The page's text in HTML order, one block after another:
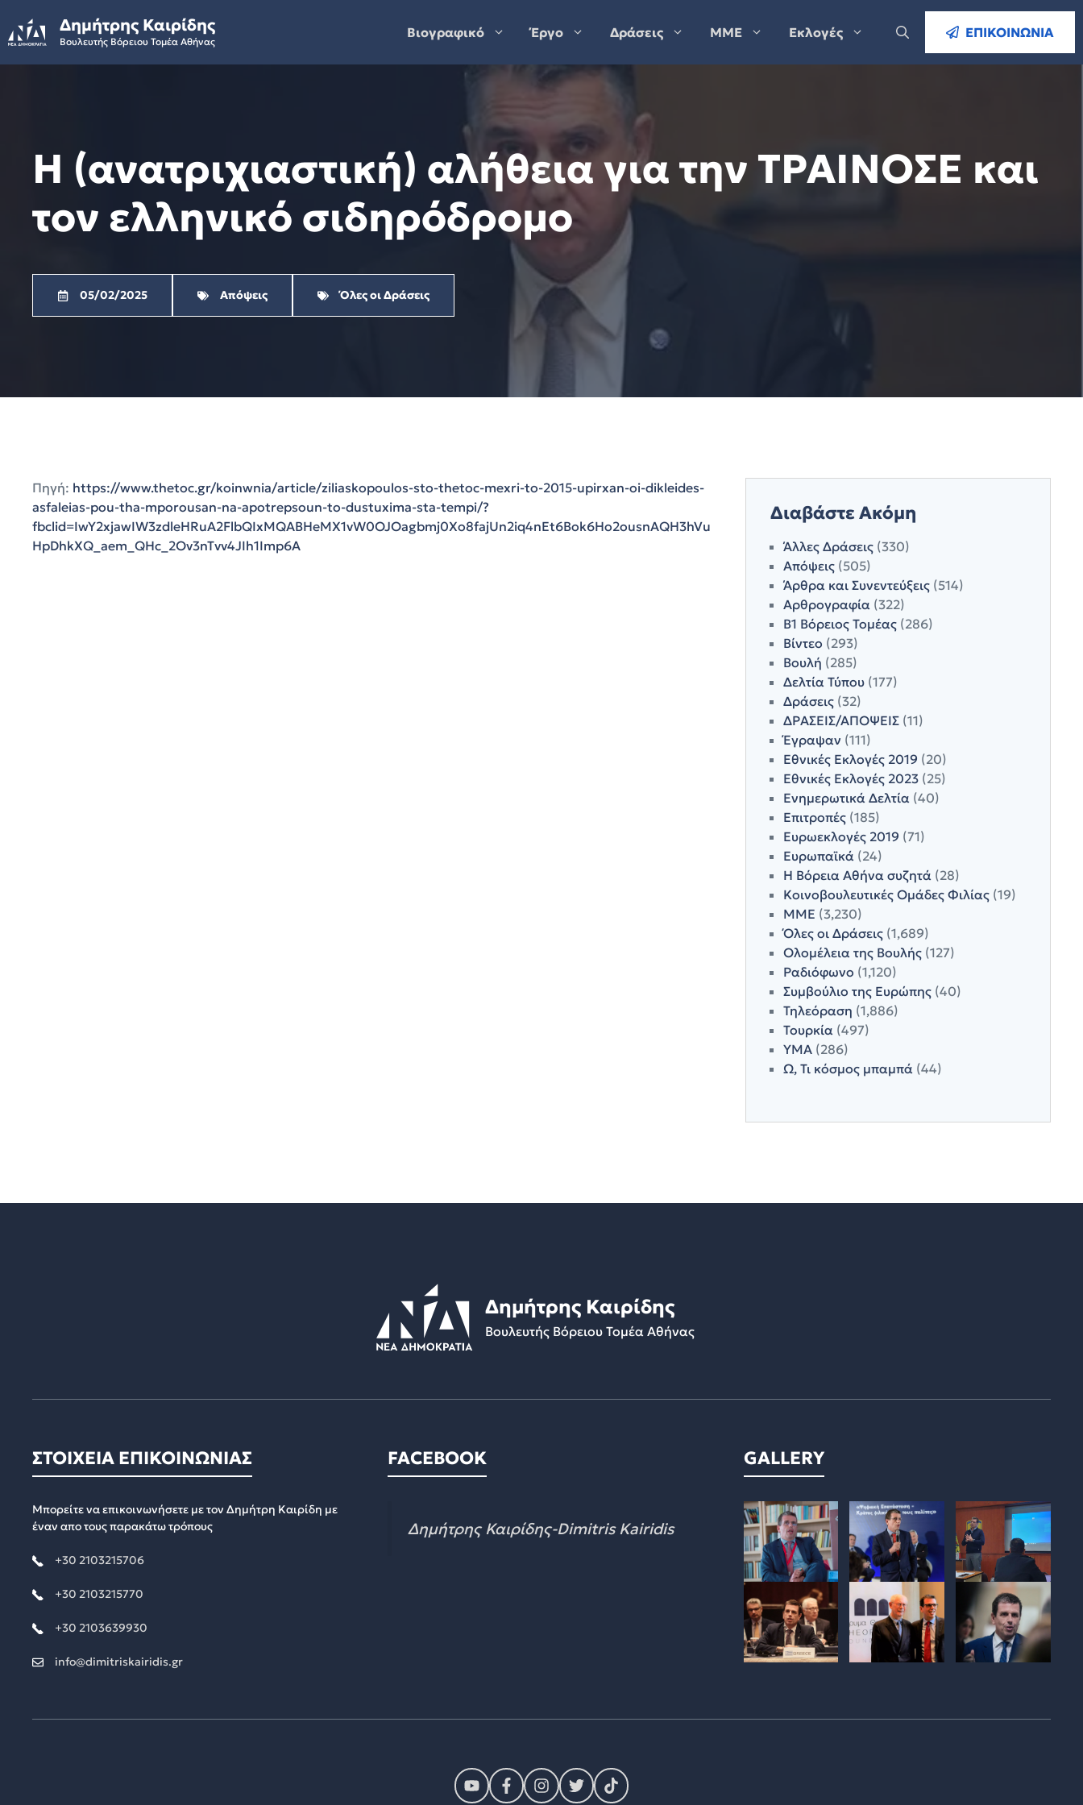
to
content
Δημήτρης Καιρίδης
Βουλευτής Βόρειου Τομέα Αθήνας
Βιογραφικό Έργο Δράσεις ΜΜΕ Εκλογές ΕΠΙΚΟΙΝΩΝΙΑ
Η (ανατριχιαστική) αλήθεια για την ΤΡΑΙΝΟΣΕ και
τον ελληνικό σιδηρόδρομο
05/02/2025 Απόψεις Όλες οι Δράσεις
Πηγή: https://www.thetoc.gr/koinwnia/article/ziliaskopoulos-sto-thetoc-mexri-to-2015-upirxan-oi-dikleides-
asfaleias-pou-tha-mporousan-na-apotrepsoun-to-dustuxima-sta-tempi/?
fbclid=IwY2xjawIW3zdleHRuA2FlbQIxMQABHeMX1vW0OJOagbmj0Xo8fajUn2iq4nEt6Bok6Ho2ousnAQH3hVu
HpDhkXQ_aem_QHc_2Ov3nTvv4JIh1Imp6A
Διαβάστε Ακόμη
Άλλες Δράσεις(330)
Απόψεις(505)
Άρθρα και Συνεντεύξεις(514)
Αρθρογραφία(322)
Β1 Βόρειος Τομέας(286)
Βίντεο (293)
Βουλή (285)
Δελτία Τύπου(177)
Δράσεις(32)
ΔΡΑΣΕΙΣ/ΑΠΟΨΕΙΣ(11)
Έγραψαν (111)
Εθνικές Εκλογές 2019 (20)
Εθνικές Εκλογές 2023(25)
Ενημερωτικά Δελτία(40)
Επιτροπές(185)
Ευρωεκλογές 2019 (71)
Ευρωπαϊκά(24)
Η Βόρεια Αθήνα συζητά(28)
Κοινοβουλευτικές Ομάδες Φιλίας(19)
ΜΜΕ (3,230)
Όλες οι Δράσεις(1,689)
Ολομέλεια της Βουλής(127)
Ραδιόφωνο (1,120)
Συμβούλιο της Ευρώπης(40)
Τηλεόραση (1,886)
Τουρκία(497)
ΥΜΑ(286)
Ω, Τι κόσμος μπαμπά(44)
Δημήτρης Καιρίδης
Βουλευτής Βόρειου Τομέα Αθήνας
ΣΤΟΙΧΕΙΑ ΕΠΙΚΟΙΝΩΝΙΑΣ
Μπορείτε να επικοινωνήσετε με τον Δημήτρη Καιρίδη με
έναν απο τους παρακάτω τρόπους
+30 2103215706
+30 2103215770
+30 2103639930
info@dimitriskairidis.gr
FACEBOOK
Δημήτρης Καιρίδης-Dimitris Kairidis
GALLERY